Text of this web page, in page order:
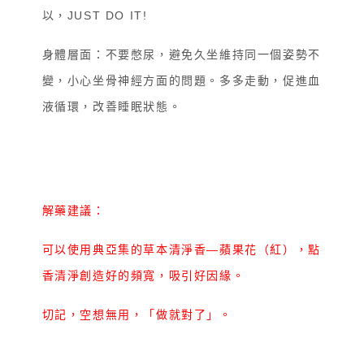
以，JUST DO IT!
身體層面：不要憋尿，避免久坐維持同一個姿勢不
變，小心坐骨神經方面的問題。多多走動，促進血
液循環，改善睡眠狀態。
解藥建議：
可以使用典亞集的草本清淨香—蘋果花（紅），點
香清淨創造好的頻寬，吸引好因緣。
切記，空想無用，「做就對了」。